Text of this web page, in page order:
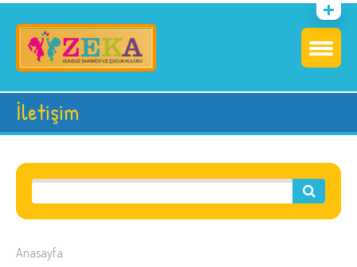
İletişim
Anasayfa